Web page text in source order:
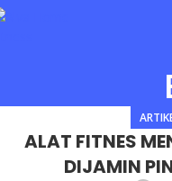
ALAT FITNES
DIJAMIN